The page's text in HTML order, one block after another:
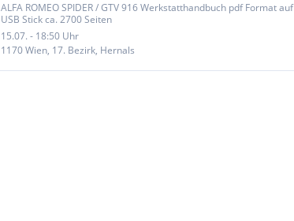
ALFA ROMEO SPIDER / GTV 916 Werkstatthandbuch pdf Format auf
USB Stick ca. 2700 Seiten
15.07. - 18:50 Uhr
1170 Wien, 17. Bezirk, Hernals